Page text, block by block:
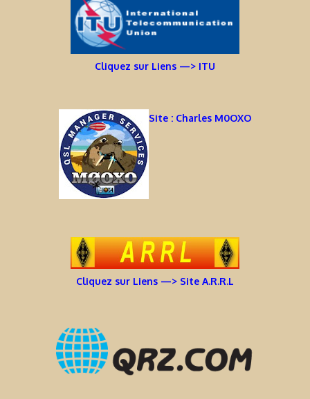
Cliquez sur Liens —> ITU
Site : Charles M0OXO
Cliquez sur Liens —> Site A.R.R.L